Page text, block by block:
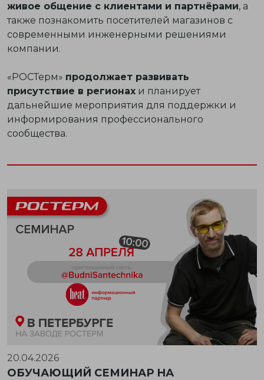
живое общение с клиентами и партнёрами, а
также познакомить посетителей магазинов с
современными инженерными решениями
компании.
«РОСТерм» продолжает развивать
присутствие в регионах и планирует
дальнейшие мероприятия для поддержки и
информирования профессионального
сообщества.
20.04.2026
ОБУЧАЮЩИЙ СЕМИНАР НА